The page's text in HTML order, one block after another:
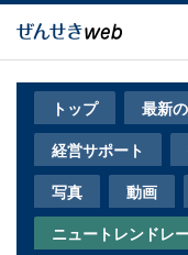
メ
トップ 最新
経営サポート
写真
動画
ニュートレンドレ